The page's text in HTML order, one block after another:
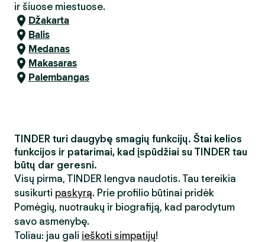
ir šiuose miestuose.
Džakarta
Balis
Medanas
Makasaras
Palembangas
TINDER turi daugybę smagių funkcijų. Štai kelios
funkcijos ir patarimai, kad įspūdžiai su TINDER tau
būtų dar geresni.
Visų pirma, TINDER lengva naudotis. Tau tereikia
susikurti paskyrą. Prie profilio būtinai pridėk
Pomėgių, nuotraukų ir biografiją, kad parodytum
savo asmenybę.
Toliau: jau gali ieškoti simpatijų!